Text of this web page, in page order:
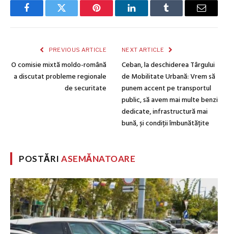
FacebookTwitter Pinterest LinkedInTumblr Email
PREVIOUS ARTICLE
O comisie mixtă moldo-română
a discutat probleme regionale
de securitate
NEXT ARTICLE
Ceban, la deschiderea Târgului
de Mobilitate Urbană: Vrem să
punem accent pe transportul
public, să avem mai multe benzi
dedicate, infrastructură mai
bună, și condiții îmbunătățite
POSTĂRIASEMĂNATOARE